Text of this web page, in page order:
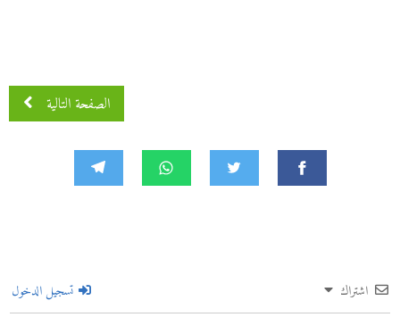
الصفحة التالية
اشتراك تسجيل الدخول